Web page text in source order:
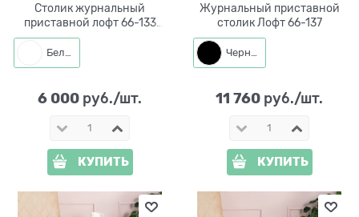
Столик журнальный
приставной лофт 66-133
высота 45-78 см
Белый
6 000 руб./шт.
КУПИТЬ
Журнальный приставной
столик Лофт 66-137
Черный
11 760 руб./шт.
КУПИТЬ